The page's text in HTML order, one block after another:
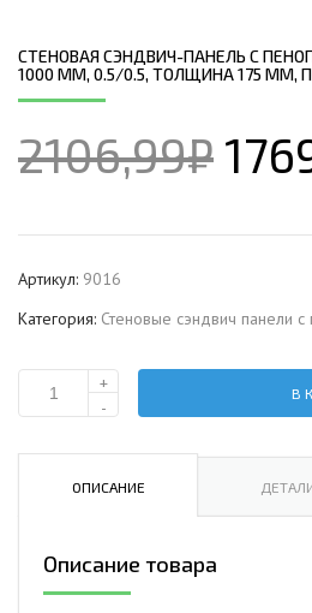
СТЕНОВАЯ СЭНДВИЧ-ПАНЕЛЬ С
1000 ММ, 0.5/0.5, ТОЛЩИНА 175 ММ,
2106,99₽
Артикул: 9016
Категория: Стеновые сэндвич панели
Количество
сэндвич-
ширина
1000
+
-
В
ОПИСАНИЕ
Описание товара